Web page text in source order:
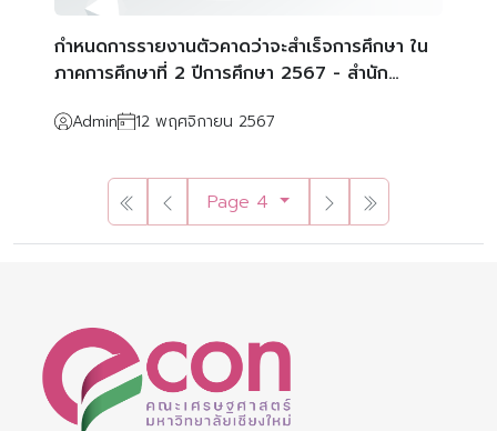
กำหนดการรายงานตัวคาดว่าจะสำเร็จการศึกษา ใน
ภาคการศึกษาที่ 2 ปีการศึกษา 2567 - สำนัก
Admin 12 พฤศจิกายน 2567
Page 4